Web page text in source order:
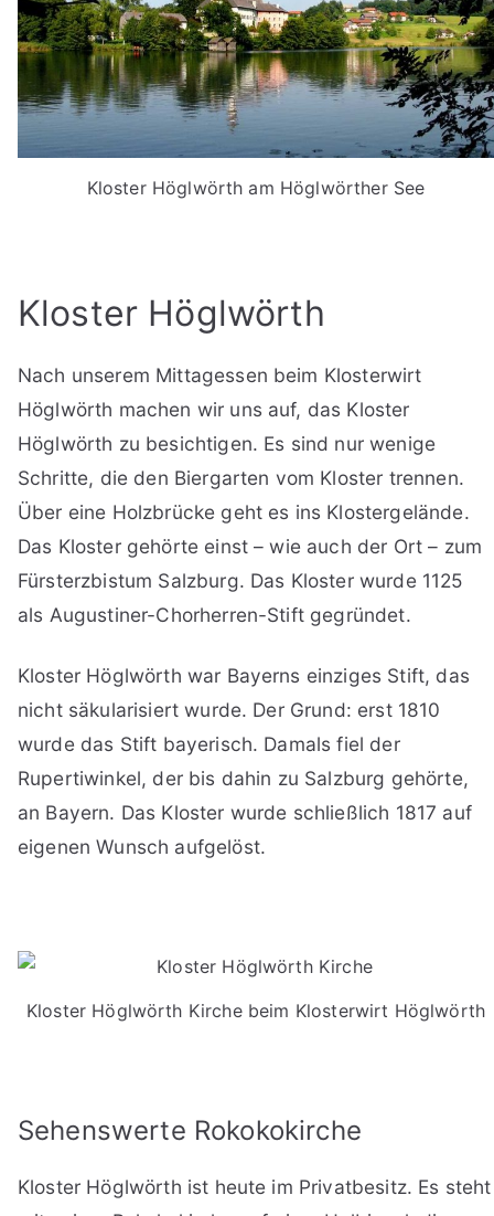
Kloster Höglwörth am Höglwörther See
Kloster Höglwörth
Nach unserem Mittagessen beim Klosterwirt
Höglwörth machen wir uns auf, das Kloster
Höglwörth zu besichtigen. Es sind nur wenige
Schritte, die den Biergarten vom Kloster trennen.
Über eine Holzbrücke geht es ins Klostergelände.
Das Kloster gehörte einst – wie auch der Ort – zum
Fürsterzbistum Salzburg. Das Kloster wurde 1125
als Augustiner-Chorherren-Stift gegründet.
Kloster Höglwörth war Bayerns einziges Stift, das
nicht säkularisiert wurde. Der Grund: erst 1810
wurde das Stift bayerisch. Damals fiel der
Rupertiwinkel, der bis dahin zu Salzburg gehörte,
an Bayern. Das Kloster wurde schließlich 1817 auf
eigenen Wunsch aufgelöst.
Kloster Höglwörth Kirche beim Klosterwirt Höglwörth
Sehenswerte Rokokokirche
Kloster Höglwörth ist heute im Privatbesitz. Es steht